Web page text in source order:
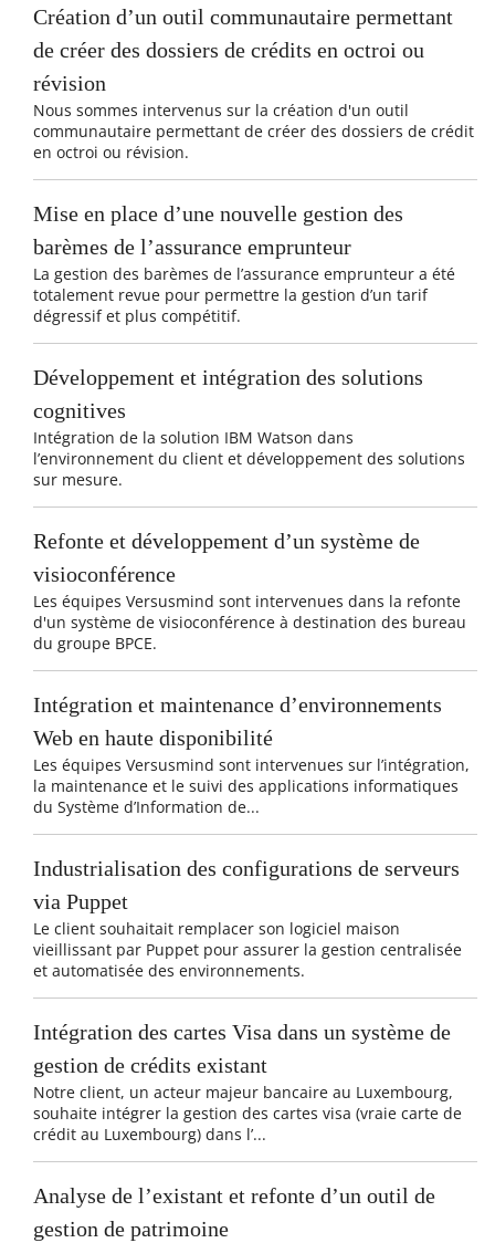
Création d’un outil communautaire permettant
de créer des dossiers de crédits en octroi ou
révision
Nous sommes intervenus sur la création d'un outil
communautaire permettant de créer des dossiers de crédit
en octroi ou révision.
Mise en place d’une nouvelle gestion des
barèmes de l’assurance emprunteur
La gestion des barèmes de l’assurance emprunteur a été
totalement revue pour permettre la gestion d’un tarif
dégressif et plus compétitif.
Développement et intégration des solutions
cognitives
Intégration de la solution IBM Watson dans
l’environnement du client et développement des solutions
sur mesure.
Refonte et développement d’un système de
visioconférence
Les équipes Versusmind sont intervenues dans la refonte
d'un système de visioconférence à destination des bureau
du groupe BPCE.
Intégration et maintenance d’environnements
Web en haute disponibilité
Les équipes Versusmind sont intervenues sur l’intégration,
la maintenance et le suivi des applications informatiques
du Système d’Information de...
Industrialisation des configurations de serveurs
via Puppet
Le client souhaitait remplacer son logiciel maison
vieillissant par Puppet pour assurer la gestion centralisée
et automatisée des environnements.
Intégration des cartes Visa dans un système de
gestion de crédits existant
Notre client, un acteur majeur bancaire au Luxembourg,
souhaite intégrer la gestion des cartes visa (vraie carte de
crédit au Luxembourg) dans l’...
Analyse de l’existant et refonte d’un outil de
gestion de patrimoine